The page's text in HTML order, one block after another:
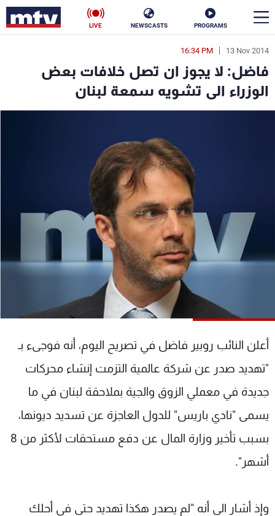
PROGRAMS
NEWSCASTS
LIVE
13 Nov 2014
16:34 PM
فاضل: لا يجوز ان تصل خلافات بعض
الوزراء الى تشويه سمعة لبنان
أعلن النائب روبير فاضل في تصريح اليوم، أنه فوجىء بـ
"تهديد صدر عن شركة عالمية التزمت إنشاء محركات
جديدة في معملي الزوق والجية بملاحقة لبنان في ما
يسمى "نادي باريس" للدول العاجزة عن تسديد ديونها،
بسبب تأخير وزارة المال عن دفع مستحقات لأكثر من 8
أشهر".
وإذ أشار الى أنه "لم يصدر هكذا تهديد حتى في أحلك
en
الأخبار
سياسة ناس
فن
رياضة
البرامج
جدول البرامج
عن MTV
لاعلاناتكم
وظائف
شروط الإسـتخدام